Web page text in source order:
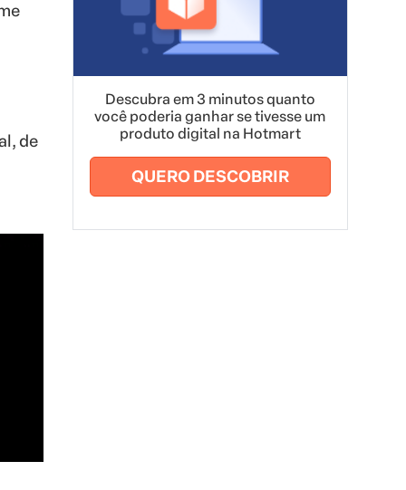
de
Descubra em 3 minutos quanto
você poderia ganhar se tivesse um
produto digital na Hotmart
QUERO DESCOBRIR